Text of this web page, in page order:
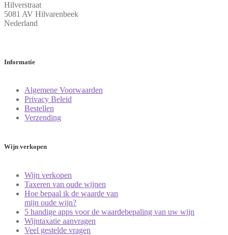
Hilverstraat
5081 AV Hilvarenbeek
Nederland
Informatie
Algemene Voorwaarden
Privacy Beleid
Bestellen
Verzending
Wijn verkopen
Wijn verkopen
Taxeren van oude wijnen
Hoe bepaal ik de waarde van
mijn oude wijn?
5 handige apps voor de waardebepaling van uw wijn
Wijntaxatie aanvragen
Veel gestelde vragen